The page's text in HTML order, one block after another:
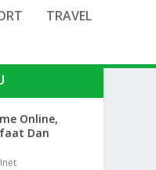
TRAVEL
Online,
Dan
Inet